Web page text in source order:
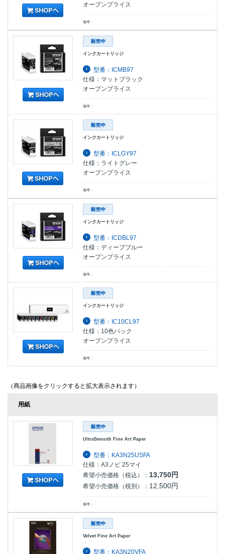
オープンプライス
備考：
インクカートリッジ
型番：ICMB97
仕様：マットブラック
オープンプライス
備考：
インクカートリッジ
型番：ICLGY97
仕様：ライトグレー
オープンプライス
備考：
インクカートリッジ
型番：ICDBL97
仕様：ディープブルー
オープンプライス
備考：
インクカートリッジ
型番：IC10CL97
仕様：10色パック
オープンプライス
備考：
（商品画像をクリックすると拡大表示されます）
用紙
UltraSmooth Fine Art Paper
型番：KA3N25USFA
仕様：A3ノビ 25マイ
希望小売価格（税込）： 13,750円
希望小売価格（税別）： 12,500円
備考：
Velvet Fine Art Paper
型番：KA3N20VFA